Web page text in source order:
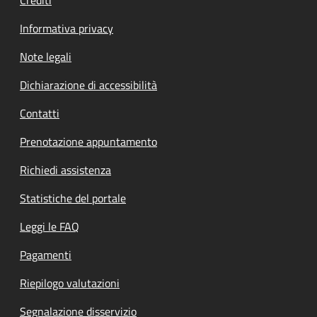
Informativa privacy
Note legali
Dichiarazione di accessibilità
Contatti
Prenotazione appuntamento
Richiedi assistenza
Statistiche del portale
Leggi le FAQ
Pagamenti
Riepilogo valutazioni
Segnalazione disservizio